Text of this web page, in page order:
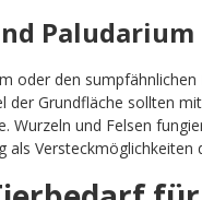
Paludarium
oder den
der Grundfläche sollten
Wurzeln und Felsen
als